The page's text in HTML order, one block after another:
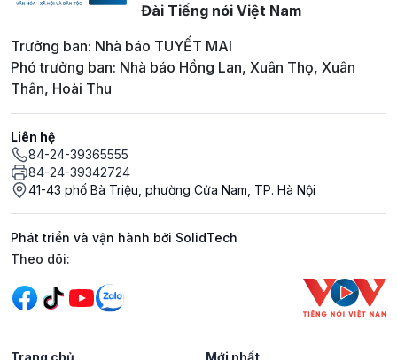
Đài Tiếng nói Việt Nam
Trưởng ban: Nhà báo TUYẾT MAI
Phó trưởng ban: Nhà báo Hồng Lan, Xuân Thọ, Xuân
Thân, Hoài Thu
Liên hệ
84-24-39365555
84-24-39342724
41-43 phố Bà Triệu, phường Cửa Nam, TP. Hà Nội
Phát triển và vận hành bởi SolidTech
Mạng xã hội
Theo dõi:
Trang chủ Mới nhất